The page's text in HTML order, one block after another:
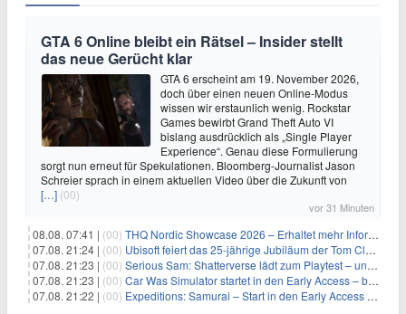
GTA 6 Online bleibt ein Rätsel – Insider stellt
das neue Gerücht klar
GTA 6 erscheint am 19. November 2026,
doch über einen neuen Online-Modus
wissen wir erstaunlich wenig. Rockstar
Games bewirbt Grand Theft Auto VI
bislang ausdrücklich als „Single Player
Experience“. Genau diese Formulierung
sorgt nun erneut für Spekulationen. Bloomberg-Journalist Jason
Schreier sprach in einem aktuellen Video über die Zukunft von
[…] (00)
vor 31 Minuten
08.08. 07:41 | (00) THQ Nordic Showcase 2026 – Erhaltet mehr Informationen
07.08. 21:24 | (00) Ubisoft feiert das 25-jährige Jubiläum der Tom Clancy’s Ghost Recon-Reihe
07.08. 21:23 | (00) Serious Sam: Shatterverse lädt zum Playtest – und erscheint schon bald!
07.08. 21:23 | (00) Car Was Simulator startet in den Early Access – bald gehts los!
07.08. 21:22 | (00) Expeditions: Samurai – Start in den Early Access ab heute im feudalen Japan